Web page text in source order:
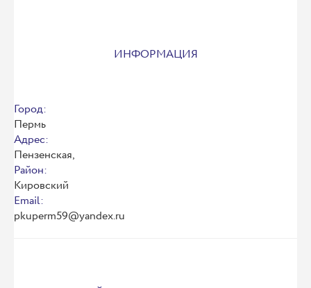
ИНФОРМАЦИЯ
Город:
Пермь
Адрес:
Пензенская,
Район:
Кировский
Email:
pkuperm59@yandex.ru